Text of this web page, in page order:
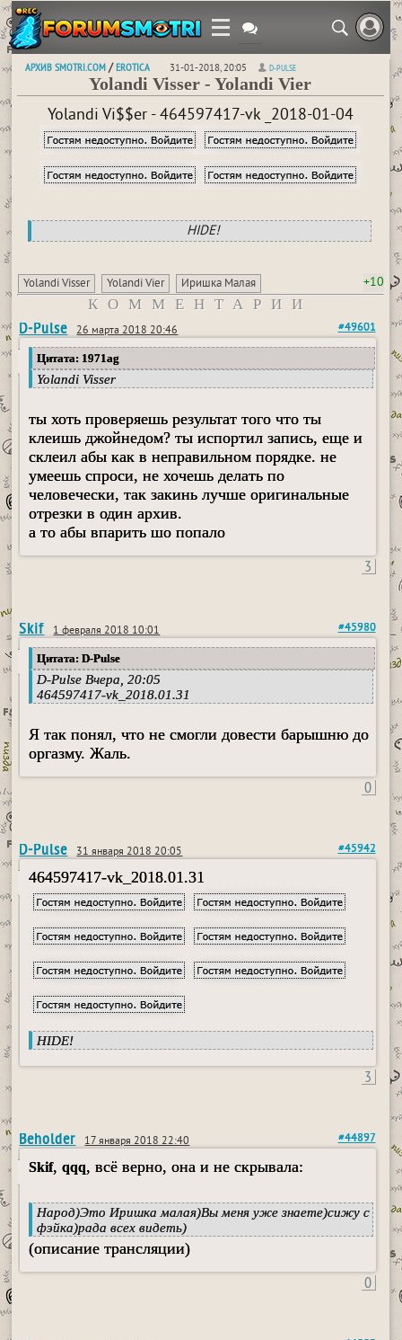
АРХИВ SMOTRI.COM /EROTICA 31-01-2018, 20:05 D-PULSE
Yolandi Visser - Yolandi Vier
Yolandi Vi$$er - 464597417-vk _2018-01-04
HIDE!
Yolandi Visser Yolandi Vier Иришка Малая +10
КОММЕНТАРИИ
D-Pulse 26 марта 2018 20:46 #49601
Цитата: 1971ag
Yolandi Visser
ты хоть проверяешь результат того что ты
клеишь джойнедом? ты испортил запись, еще и
склеил абы как в неправильном порядке. не
умеешь спроси, не хочешь делать по
человечески, так закинь лучше оригинальные
отрезки в один архив.
а то абы впарить шо попало
3
Skif 1 февраля 2018 10:01 #45980
Цитата: D-Pulse
D-Pulse Вчера, 20:05
464597417-vk_2018.01.31
Я так понял, что не смогли довести барышню до
оргазму. Жаль.
0
D-Pulse 31 января 2018 20:05 #45942
464597417-vk_2018.01.31
HIDE!
3
Beholder 17 января 2018 22:40 #44897
Skif,qqq, всё верно, она и не скрывала:
Народ)Это Иришка малая)Вы меня уже знаете)сижу с
фэйка)рада всех видеть)
(описание трансляции)
0